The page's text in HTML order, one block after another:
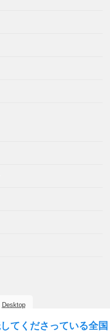
てくださっている全国
Desktop
ス . All rights reserved.